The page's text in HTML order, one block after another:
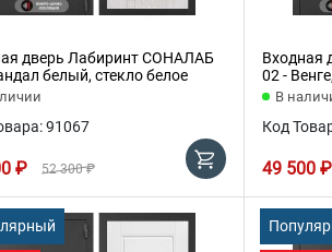
дверь Лабиринт СОНАЛАБ
белый, стекло белое
91067
₽ 52 300 ₽
Входная
02 -
В
Код
49 500 ₽